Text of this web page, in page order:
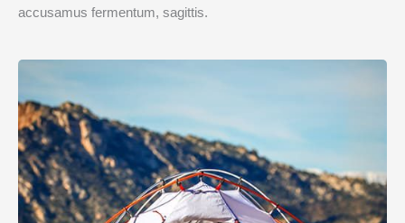
accusamus fermentum, sagittis.